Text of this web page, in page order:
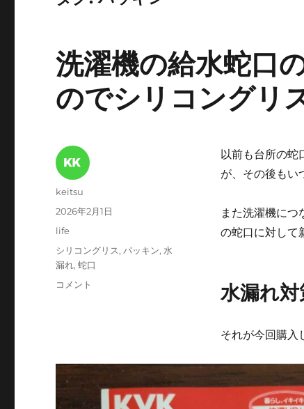
洗濯機の給水蛇口
のでシリコングリ
以前も台所の蛇
が、その後もい
また洗濯機につ
の蛇口に対して
水漏れ
それが今回購入
投
keitsu
投
稿
2026年2月1日
カ
ゴ
ー
life
タ
グ
シリコングリス, パッキン, 水
漏れ,蛇口
洗
口
コメント